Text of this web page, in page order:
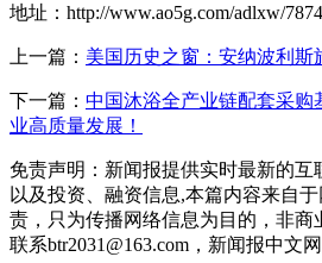
地址：http://www.ao5g.com/adlxw/
上一篇： 美国历史之窗：安纳波利斯
下一篇： 中国沐浴全产业链配套采购
业高质量发展！
免责声明：新闻报提供实时最新的
以及投资、融资信息,本篇内容来自
责，只为传播网络信息为目的，非商
联系btr2031@163.com，新闻报中文